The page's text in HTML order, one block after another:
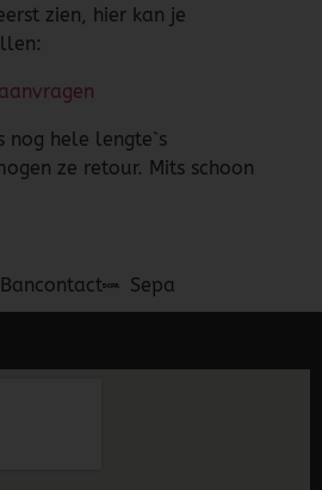
zien, hier kan je
nog hele lengte`s
ze retour. Mits schoon
Bancontact Sepa